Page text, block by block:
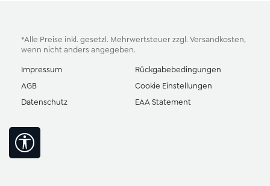
*Alle Preise inkl. gesetzl. Mehrwertsteuer zzgl. Versandkosten,
wenn nicht anders angegeben.
Impressum
Rückgabebedingungen
AGB
Cookie Einstellungen
Datenschutz
EAA Statement
Werkzeugleiste anzeigen